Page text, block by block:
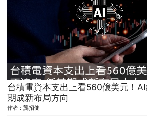
台積電資本支出上看560億美元！
期成新布局方向
作者： 龔招健